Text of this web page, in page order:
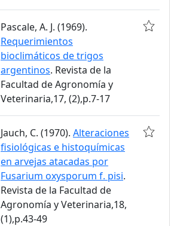
Pascale, A. J. (1969).
Requerimientos
bioclimáticos de trigos
argentinos. Revista de la
Facultad de Agronomía y
Veterinaria,17, (2),p.7-17
Jauch, C. (1970). Alteraciones
fisiológicas e histoquímicas
en arvejas atacadas por
Fusarium oxysporum f. pisi.
Revista de la Facultad de
Agronomía y Veterinaria,18,
(1),p.43-49